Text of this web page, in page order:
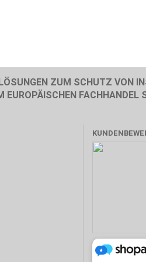
ZUM SCHUTZ VON
EUROPÄISCHEN